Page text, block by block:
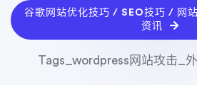
谷歌网站优化技巧 / SEO技巧 / 网
资讯
Tags_wordpress网站攻击_